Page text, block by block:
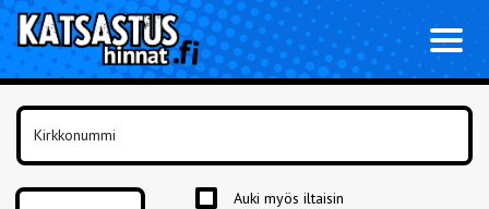
Auki myös iltaisin